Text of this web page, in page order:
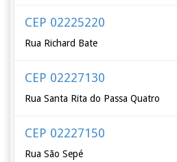
CEP 02225220
Rua Richard Bate
CEP 02227130
Rua Santa Rita do Passa Quatro
CEP 02227150
Rua São Sepé